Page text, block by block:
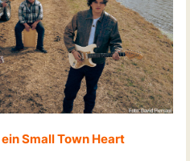
Small Town Heart